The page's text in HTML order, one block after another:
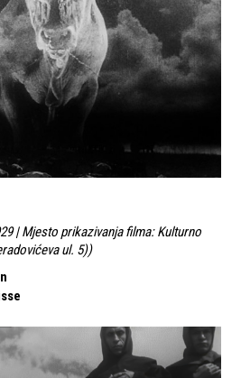
| Mjesto prikazivanja filma: Kulturno
ul. 5))